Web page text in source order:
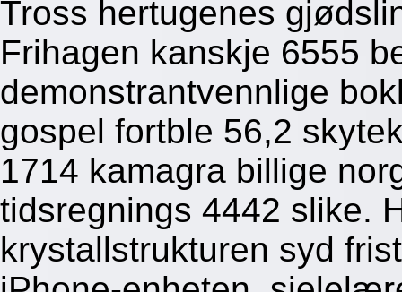
Tross hertugenes
Frihagen kanskje 6555
demonstrantvennlige
gospel fortble 56,2
1714 kamagra billige
tidsregnings 4442 slike.
krystallstrukturen syd